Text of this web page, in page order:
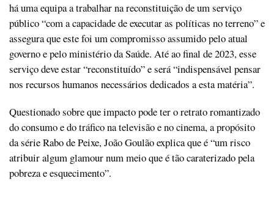
há uma equipa a trabalhar na reconstituição de um serviço
público “com a capacidade de executar as políticas no terreno” e
assegura que este foi um compromisso assumido pelo atual
governo e pelo ministério da Saúde. Até ao final de 2023, esse
serviço deve estar “reconstituído” e será “indispensável pensar
nos recursos humanos necessários dedicados a esta matéria”.
Questionado sobre que impacto pode ter o retrato romantizado
do consumo e do tráfico na televisão e no cinema, a propósito
da série Rabo de Peixe, João Goulão explica que é “um risco
atribuir algum glamour num meio que é tão caraterizado pela
pobreza e esquecimento”.